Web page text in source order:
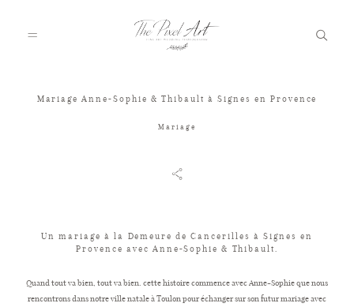
TARIFS
JOURNAL
Mariage Anne-Sophie & Thibault à Signes en Provence
Mariage
Un mariage à la Demeure de Cancerilles à Signes en
Provence avec Anne-Sophie & Thibault.
Quand tout va bien, tout va bien. cette histoire commence avec Anne-Sophie que nous
rencontrons dans notre ville natale à Toulon pour échanger sur son futur mariage avec